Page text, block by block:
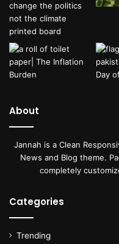
About
Jannah is a Clean
News and Blog theme.
completely
Categories
Trending